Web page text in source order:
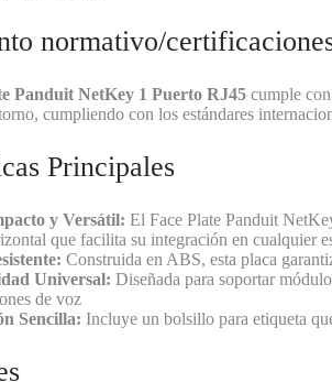
normativo/
Panduit NetKey 1 Puerto RJ45 cumple
cumpliendo con los estándares
Principales
y Versátil: El Face Plate Panduit
que facilita su integración en cualquier
Construida en ABS, esta placa
Universal: Diseñada para soportar
de voz
Sencilla: Incluye un bolsillo para etiqueta